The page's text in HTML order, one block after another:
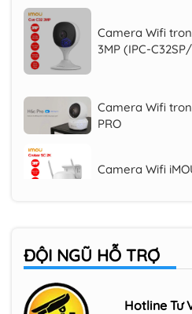
3MP (IPC-
PRO
(IPC-K7FP-
Camera Wifi
ĐỘI NGŨ HỖ TRỢ
Hotline Tư